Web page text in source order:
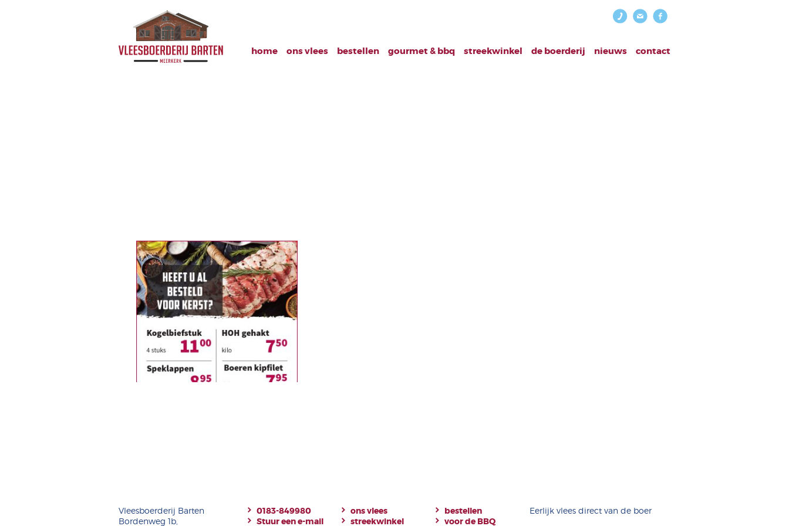
home ons vlees bestellen gourmet & bbq streekwinkel de boerderij nieuws contact
Vleesboerderij Barten
Bordenweg 1b,
0183-849980
Stuur een e-mail
ons vlees
streekwinkel
bestellen
voor de BBQ
Eerlijk vlees direct van de boer